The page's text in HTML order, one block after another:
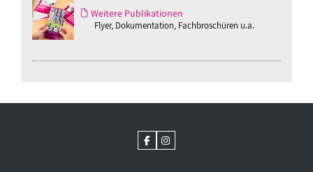
Weitere Publikationen
Flyer, Dokumentation, Fachbroschüren u.a.